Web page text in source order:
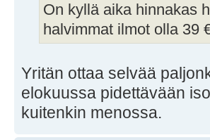
On kyllä aika hinnakas
halvimmat ilmot olla 39
Yritän ottaa selvää
elokuussa pidettävään
kuitenkin menossa.